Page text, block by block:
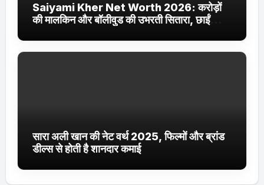
Saiyami Kher Net Worth 2026: करोड़ों
की मालकिन और बॉलीवुड की उभरती सितारा, छाईं
सारा अली खान की नेट वर्थ 2025, फिल्मों और ब्रांड
डील्स से होती है शानदार कमाई